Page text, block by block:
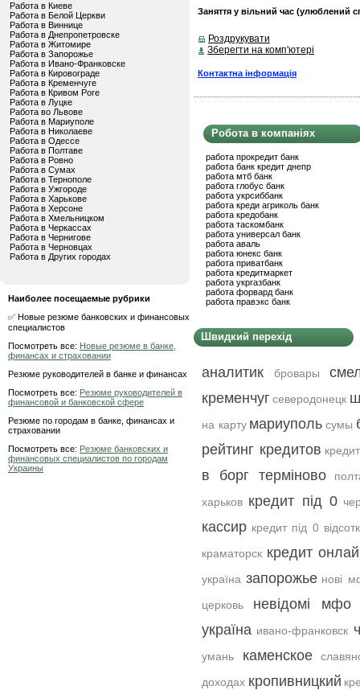
Работа в Киеве
Работа в Белой Церкви
Работа в Виннице
Работа в Днепропетровске
Работа в Житомире
Работа в Запорожье
Работа в Ивано-Франковске
Работа в Кировограде
Работа в Кременчуге
Работа в Кривом Роге
Работа в Луцке
Работа во Львове
Работа в Мариуполе
Работа в Николаеве
Работа в Одессе
Работа в Полтаве
Работа в Ровно
Работа в Сумах
Работа в Тернополе
Работа в Ужгороде
Работа в Харькове
Работа в Херсоне
Работа в Хмельницком
Работа в Черкассах
Работа в Чернигове
Работа в Черновцах
Работа в Других городах
Наиболее посещаемые рубрики
✅ Новые резюме банковских и финансовых
специалистов
Посмотреть все: Новые резюме в банке,
финансах и страховании
Резюме руководителей в банке и финансах
Посмотреть все: Резюме руководителей в
финансовой и банковской сфере
Резюме по городам в банке, финансах и
страховании
Посмотреть все: Резюме банковских и
финансовых специалистов по городам
Украины
Заняття у вільний час (улюблений
Роздрукувати
Зберегти на комп'ютері
Контактна інформація
Робота в компаніях
работа прокредит банк
работа банк кредит днепр
работа мтб банк
работа глобус банк
работа укрсиббанк
работа креди агриколь банк
работа кредобанк
работа таскомбанк
работа универсал банк
работа аваль
работа юнекс банк
работа приватбанк
работа кредитмаркет
работа укргазбанк
работа форвард банк
работа правэкс банк
Швидкий перехід
аналитик бровары
кременчуг северодонецк
на карту мариуполь сумы
рейтинг кредитов
в борг терміново
харьков кредит під 0
кассир кредит під 0
краматорск кредит
україна запорожье нові
церковь
невідомі мфо
україна ивано-франковск
умань каменское
доходах кропивницкий